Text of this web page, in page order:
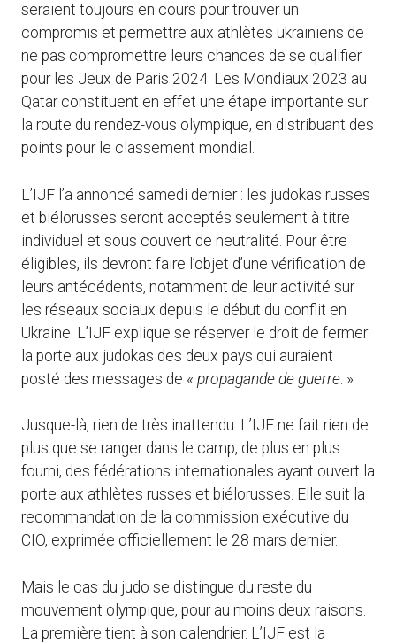
seraient toujours en cours pour trouver un
compromis et permettre aux athlètes ukrainiens de
ne pas compromettre leurs chances de se qualifier
pour les Jeux de Paris 2024. Les Mondiaux 2023 au
Qatar constituent en effet une étape importante sur
la route du rendez-vous olympique, en distribuant des
points pour le classement mondial.
L’IJF l’a annoncé samedi dernier : les judokas russes
et biélorusses seront acceptés seulement à titre
individuel et sous couvert de neutralité. Pour être
éligibles, ils devront faire l’objet d’une vérification de
leurs antécédents, notamment de leur activité sur
les réseaux sociaux depuis le début du conflit en
Ukraine. L’IJF explique se réserver le droit de fermer
la porte aux judokas des deux pays qui auraient
posté des messages de « propagande de guerre . »
Jusque-là, rien de très inattendu. L’IJF ne fait rien de
plus que se ranger dans le camp, de plus en plus
fourni, des fédérations internationales ayant ouvert la
porte aux athlètes russes et biélorusses. Elle suit la
recommandation de la commission exécutive du
CIO, exprimée officiellement le 28 mars dernier.
Mais le cas du judo se distingue du reste du
mouvement olympique, pour au moins deux raisons.
La première tient à son calendrier. L’IJF est la